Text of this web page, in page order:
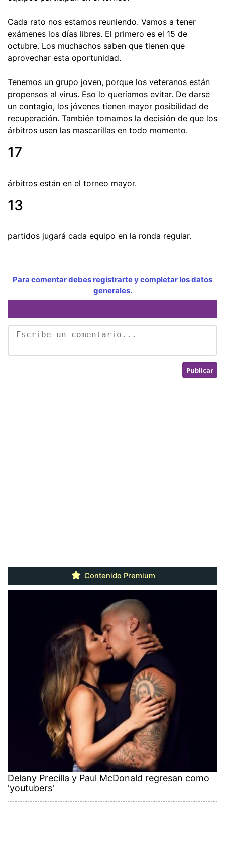
Cada rato nos estamos reuniendo. Vamos a tener
exámenes los días libres. El primero es el 15 de
octubre. Los muchachos saben que tienen que
aprovechar esta oportunidad.
Tenemos un grupo joven, porque los veteranos están
propensos al virus. Eso lo queríamos evitar. De darse
un contagio, los jóvenes tienen mayor posibilidad de
recuperación. También tomamos la decisión de que los
árbitros usen las mascarillas en todo momento.
17
árbitros están en el torneo mayor.
13
partidos jugará cada equipo en la ronda regular.
Para comentar debes registrarte y completar los datos
generales.
Contenido Premium
Delany Precilla y Paul McDonald regresan como
'youtubers'